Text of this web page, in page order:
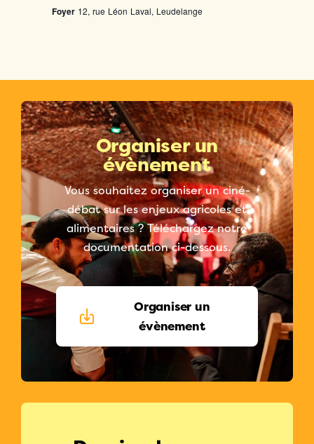
Foyer 12, rue Léon Laval, Leudelange
Organiser un
évènement
Vous souhaitez organiser un ciné-
débat sur les enjeux agricoles et
alimentaires ? Téléchargez notre
documentation ci-dessous.
Organiser un
évènement